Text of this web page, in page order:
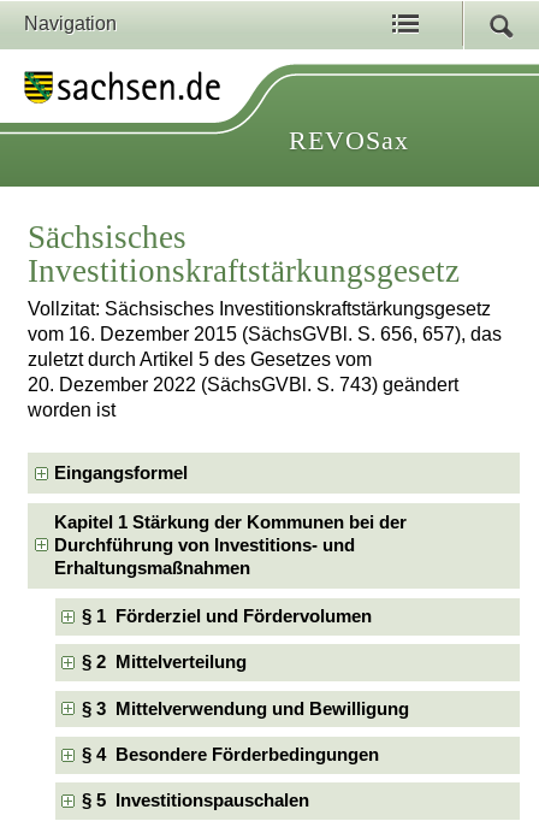
Navigation
REVOSax
Sächsisches
Investitionskraftstärkungsgesetz
Vollzitat: Sächsisches Investitionskraftstärkungsgesetz
vom 16. Dezember 2015 (SächsGVBl. S. 656, 657), das
zuletzt durch Artikel 5 des Gesetzes vom
20. Dezember 2022 (SächsGVBl. S. 743) geändert
worden ist
Eingangsformel
Kapitel 1 Stärkung der Kommunen bei der
Durchführung von Investitions- und
Erhaltungsmaßnahmen
§ 1 Förderziel und Fördervolumen
§ 2 Mittelverteilung
§ 3 Mittelverwendung und Bewilligung
§ 4 Besondere Förderbedingungen
§ 5 Investitionspauschalen